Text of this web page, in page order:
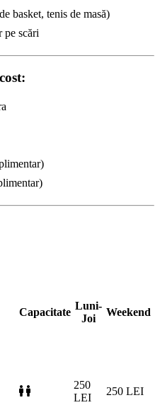
basket, tenis de masă)
pe scări
Capacitate
Luni-
Joi
Weekend
250
LEI
250 LEI